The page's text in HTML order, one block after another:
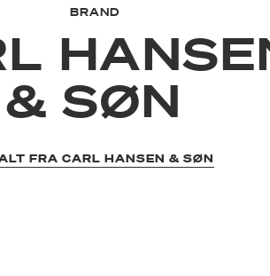
BRAND
& SØN
FRA CARL HANSEN & SØN